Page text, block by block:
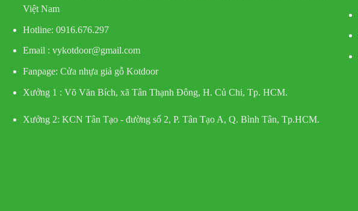
Việt Nam
Hotline: 0916.676.297
Email : vykotdoor@gmail.com
Fanpage: Cửa nhựa giả gỗ Kotdoor
Xưởng 1 : Võ Văn Bích, xã Tân Thạnh Đông, H. Củ Chi, Tp. HCM.
Xưởng 2: KCN Tân Tạo - đường số 2, P. Tân Tạo A, Q. Bình Tân, Tp.HCM.